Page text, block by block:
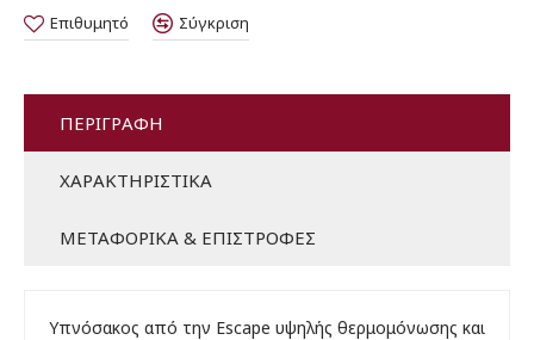
Επιθυμητό Σύγκριση
ΠΕΡΙΓΡΑΦΉ
ΧΑΡΑΚΤΗΡΙΣΤΙΚΆ
ΜΕΤΑΦΟΡΙΚΆ & ΕΠΙΣΤΡΟΦΈΣ
Υπνόσακος από την Escape υψηλής θερμομόνωσης και